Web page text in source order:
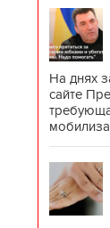
На днях
сайте